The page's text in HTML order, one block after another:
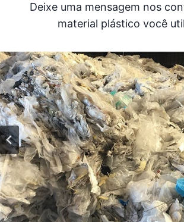
Deixe uma mensagem nos
material plástico você